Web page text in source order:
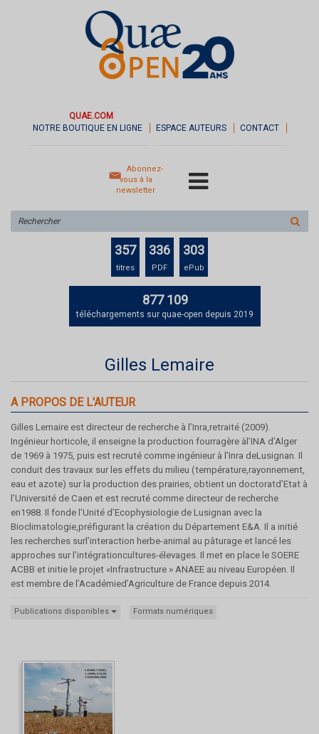
QUAE.COM
NOTRE BOUTIQUE EN LIGNE
ESPACE AUTEURS CONTACT
Abonnez-
vous à la
newsletter
sur
le
357
titres
336
PDF
303
ePub
877 109
téléchargements sur quae-open depuis 2019
Gilles Lemaire
A PROPOS DE L'AUTEUR
Gilles Lemaire est directeur de recherche à l’Inra,retraité (2009).
Ingénieur horticole, il enseigne la production fourragère àl’INA d’Alger
de 1969 à 1975, puis est recruté comme ingénieur à l’Inra deLusignan. Il
conduit des travaux sur les effets du milieu (température,rayonnement,
eau et azote) sur la production des prairies, obtient un doctoratd’Etat à
l’Université de Caen et est recruté comme directeur de recherche
en1988. Il fonde l’Unité d’Ecophysiologie de Lusignan avec la
Bioclimatologie,préfigurant la création du Département E&A. Il a initié
les recherches surl’interaction herbe-animal au pâturage et lancé les
approches sur l’intégrationcultures-élevages. Il met en place le SOERE
ACBB et initie le projet «Infrastructure » ANAEE au niveau Européen. Il
est membre de l’Académied’Agriculture de France depuis 2014.
Publications disponibles Formats numériques